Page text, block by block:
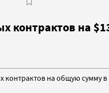
контрактов на
на общую сумму в